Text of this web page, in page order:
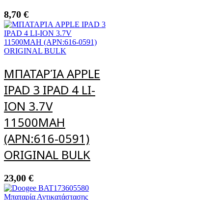
8,70 €
ΜΠΑΤΑΡΊΑ APPLE
IPAD 3 IPAD 4 LI-
ION 3.7V
11500MAH
(APN:616-0591)
ORIGINAL BULK
23,00 €